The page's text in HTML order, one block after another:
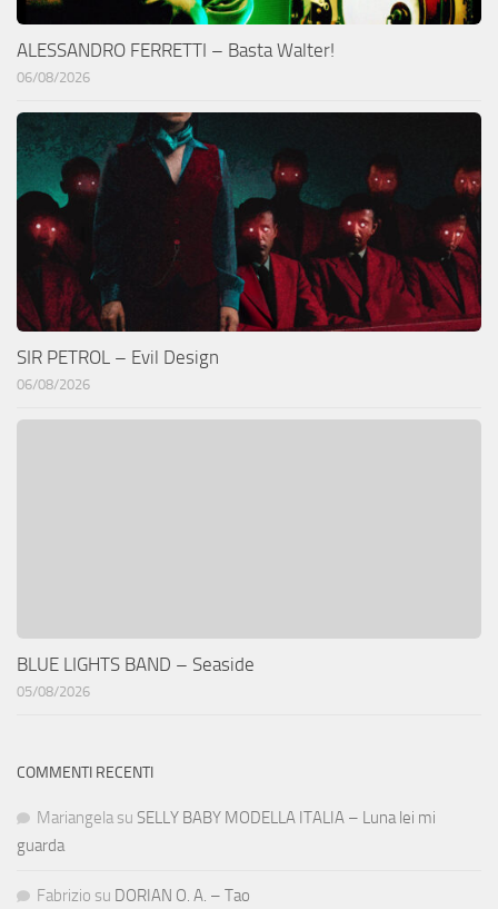
ALESSANDRO FERRETTI – Basta Walter!
06/08/2026
SIR PETROL – Evil Design
06/08/2026
BLUE LIGHTS BAND – Seaside
05/08/2026
COMMENTI RECENTI
Mariangela su SELLY BABY MODELLA ITALIA – Luna lei mi
guarda
Fabrizio su DORIAN O. A. – Tao